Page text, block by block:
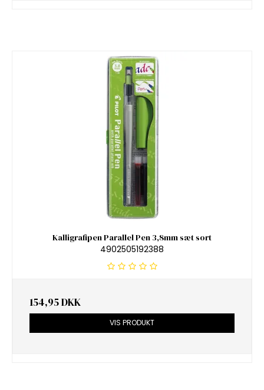
Kalligrafipen Parallel Pen 3,8mm sæt sort
4902505192388
154,95 DKK
VIS PRODUKT